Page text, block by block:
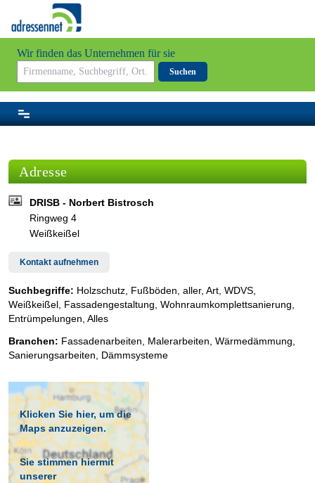
Wir finden das Unternehmen für sie
Suchen
Adresse
DRISB - Norbert Bistrosch
Ringweg 4
Weißkeißel
Kontakt aufnehmen
Suchbegriffe: Holzschutz, Fußböden, aller, Art, WDVS,
Weißkeißel, Fassadengestaltung, Wohnraumkomplettsanierung,
Entrümpelungen, Alles
Branchen: Fassadenarbeiten Malerarbeiten Wärmedämmung
Sanierungsarbeiten
Dämmsysteme
Klicken Sie hier, um die
Maps anzuzeigen.
Sie stimmen hiermit
unserer